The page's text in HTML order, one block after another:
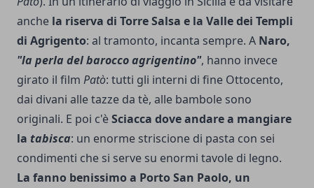
anche la riserva di Torre Salsa e la Valle dei Tem­pli
di Agrigento: al tramonto, incanta sempre. A Naro,
"la perla del barocco agri­gentino", hanno invece
girato il film Pa­tò: tutti gli interni di fine Ottocento,
dai divani alle tazze da tè, alle bambole sono
originali. E poi c'èSciacca dove andare a mangia­re
la tabisca: un enorme striscione di pasta con sei
condimenti che si serve su enormi tavole di legno.
La fanno benissimo a Porto San Paolo, un